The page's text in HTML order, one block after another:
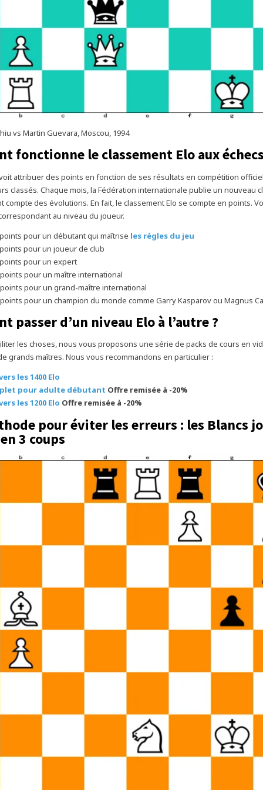
vs Martin Guevara, Moscou, 1994
fonctionne le classement Elo aux
attribuer des points en fonction de ses résultats en compétition
classés. Chaque mois, la Fédération internationale publie un nouveau
compte des évolutions. En fait, le classement Elo se compte en points.
au niveau du joueur.
points pour un débutant qui maîtrise les règles du jeu
points pour un joueur de club
points pour un expert
points pour un maître international
points pour un grand-maître international
points pour un champion du monde comme Garry Kasparov ou Magnus
passer d’un niveau Elo à l’autre ?
les choses, nous vous proposons une série de packs de cours en
grands maîtres. Nous vous recommandons en particulier :
les 1400 Elo
pour adulte débutant Offre remisée à -20%
les 1200 Elo Offre remisée à -20%
pour éviter les erreurs : les Blancs
3 coups